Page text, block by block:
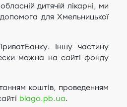
дитячій лікарні, ми
для Хмельницької
Іншу частину
можна на сайті фонду
коштів, проведенням
blago.pb.ua.